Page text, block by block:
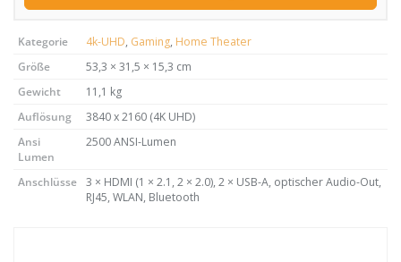
Kategorie 4k-UHD, Gaming, Home Theater
Größe
53,3 × 31,5 × 15,3 cm
Gewicht
11,1 kg
Auflösung
3840 x 2160 (4K UHD)
Ansi
Lumen
2500 ANSI-Lumen
Anschlüsse 3 × HDMI (1 × 2.1, 2 × 2.0), 2 × USB-A, optischer Audio-Out,
RJ45, WLAN, Bluetooth